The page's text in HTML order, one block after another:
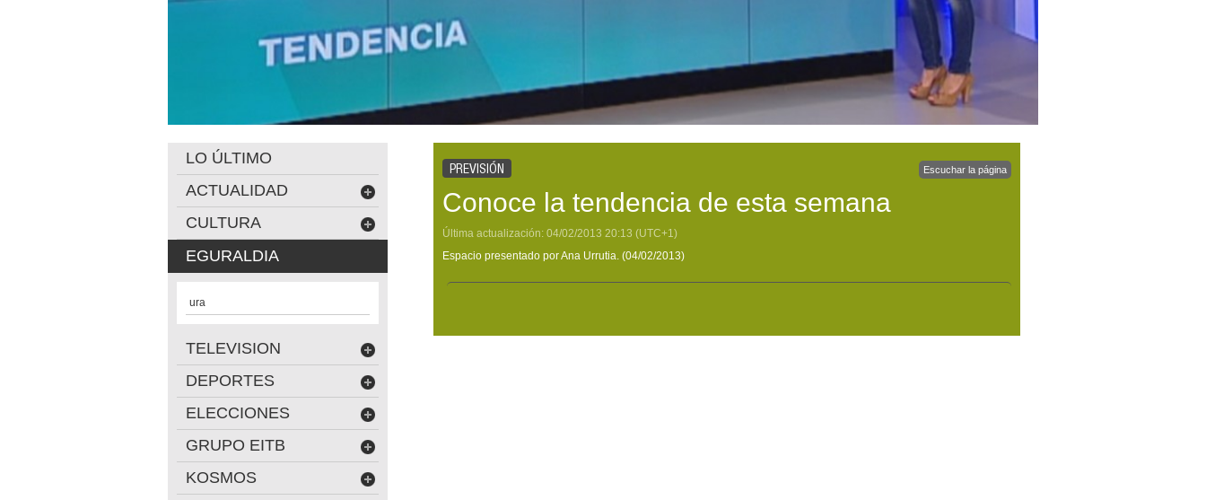
PREVISIÓN Escuchar la página
Conoce la tendencia de esta semana
Última actualización: 04/02/2013 20:13 (UTC+1)
Espacio presentado por Ana Urrutia. (04/02/2013)
LO ÚLTIMO
ACTUALIDAD
CULTURA
EGURALDIA
ura
TELEVISION
DEPORTES
ELECCIONES
GRUPO EITB
KOSMOS